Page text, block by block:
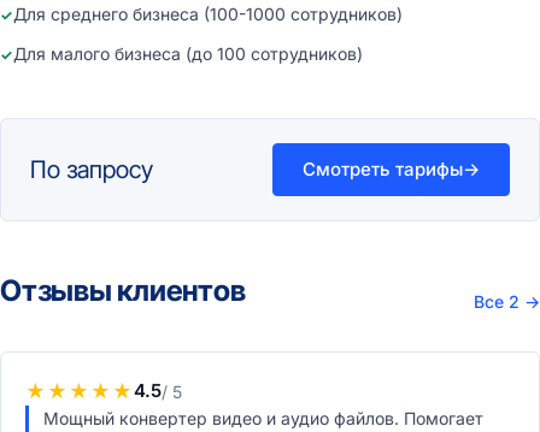
Для среднего бизнеса (100-1000 сотрудников)
Для малого бизнеса (до 100 сотрудников)
По запросу Смотреть тарифы→
Отзывы клиентов Все 2 →
★ ★ ★ ★ ★4.5/ 5
Мощный конвертер видео и аудио файлов. Помогает